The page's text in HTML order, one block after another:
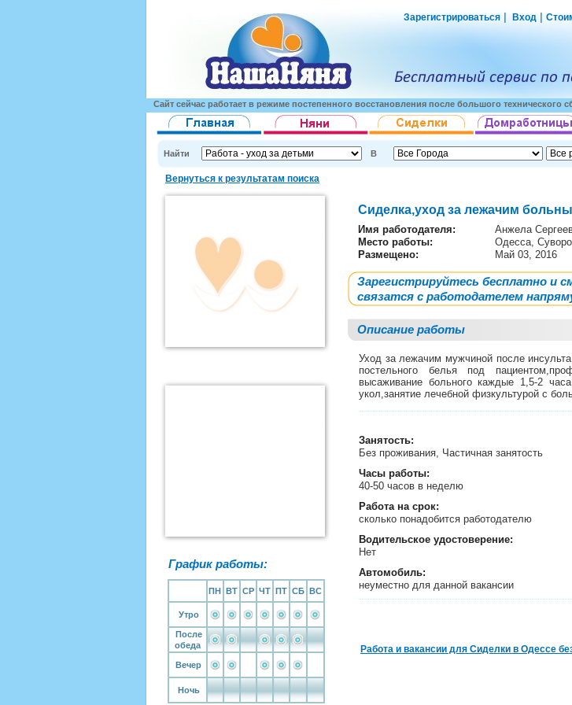
Зарегистрироваться Вход
Сайт сейчас работает в режиме постепенного восстановления после большого технического
Найти В
Вернуться к результатам поиска
График работы:
ПН ВТ СР ЧТ ПТ СБ ВС
Утро
После
обеда
Вечер
Ночь
Сиделка,уход за лежачим
Имя работодателя:
Анжела
Место работы:
Одесса,
Размещено:
Май 03, 2016
Зарегистрируйтесь бесплатно и
связатся с работодателем
Описание работы
Уход за лежачим мужчиной после
постельного белья под
высаживание больного каждые 1,5-2
укол,занятие лечебной физкультурой с
Занятость:
Без проживания, Частичная занятость
Часы работы:
40-50 часов в неделю
Работа на срок:
сколько понадобится работодателю
Водительское удостоверение:
Нет
Автомобиль:
неуместно для данной вакансии
Работа и вакансии для Сиделки в Одессе